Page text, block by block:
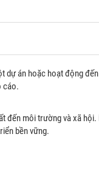
án hoặc hoạt động
cáo.
môi trường và xã
bền vững.